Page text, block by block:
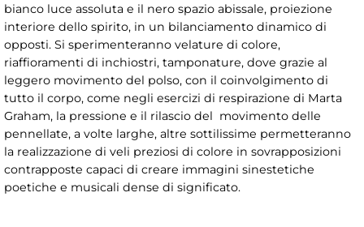
bianco luce assoluta e il nero spazio abissale, proiezione
interiore dello spirito, in un bilanciamento dinamico di
opposti. Si sperimenteranno velature di colore,
riaffioramenti di inchiostri, tamponature, dove grazie al
leggero movimento del polso, con il coinvolgimento di
tutto il corpo, come negli esercizi di respirazione di Marta
Graham, la pressione e il rilascio del movimento delle
pennellate, a volte larghe, altre sottilissime permetteranno
la realizzazione di veli preziosi di colore in sovrapposizioni
contrapposte capaci di creare immagini sinestetiche
poetiche e musicali dense di significato.